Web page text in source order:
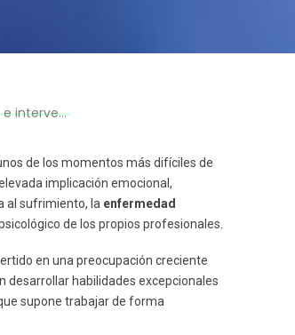
de los momentos más difíciles de
implicación emocional,
al sufrimiento, la enfermedad
de los propios profesionales.
en una preocupación creciente
desarrollar habilidades excepcionales
supone trabajar de forma